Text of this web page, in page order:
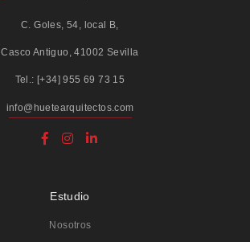
C. Goles, 54, local B,
Casco Antiguo, 41002 Sevilla
Tel.: [+34] 955 69 73 15
info@huetearquitectos.com
Estudio
Nosotros